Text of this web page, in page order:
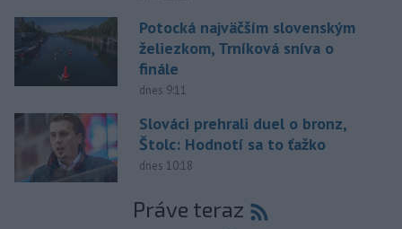
Potocká najväčším slovenským
želiezkom, Trníková sníva o
finále
dnes 9:11
Slováci prehrali duel o bronz,
Štolc: Hodnotí sa to ťažko
dnes 10:18
Práve teraz